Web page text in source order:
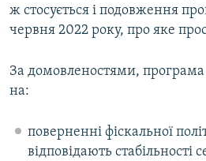
ж стосується і подовження
червня 2022 року, про яке
За домовленостями,
на:
поверненні фіскальної
відповідають стабільності